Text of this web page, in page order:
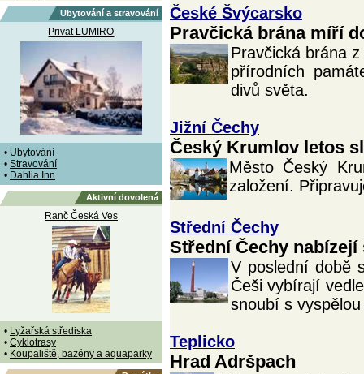
Ubytování a stravování
Privat LUMIRO
• Ubytování
• Stravování
• Dahlia Inn
Aktivní dovolená
Ranč Česká Ves
• Lyžařská střediska
• Cyklotrasy
• Koupaliště, bazény a aquaparky
České Švýcarsko
Pravčická brána míří
Pravčická brána
přírodních
divů světa.
Jižní Čechy
Český Krumlov letos
Město Český
založení.
Střední Čechy
Střední Čechy
V poslední době
Češi vybírají
snoubí s
Teplicko
Hrad Adršpach